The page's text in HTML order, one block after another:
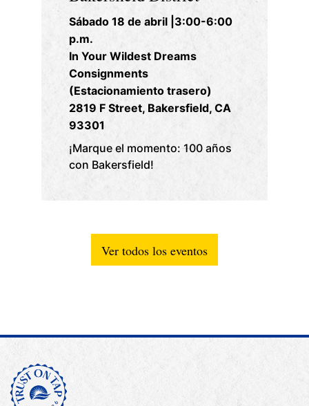
Sábado 18 de abril |3:00-6:00
p.m.
In Your Wildest Dreams
Consignments
(Estacionamiento trasero)
2819 F Street, Bakersfield, CA
93301
¡Marque el momento: 100 años
con Bakersfield!
Ver todos los eventos